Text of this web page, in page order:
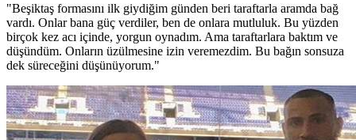
"Beşiktaş formasını ilk giydiğim günden beri taraftarla aramda bağ
vardı. Onlar bana güç verdiler, ben de onlara mutluluk. Bu yüzden
birçok kez acı içinde, yorgun oynadım. Ama taraftarlara baktım ve
düşündüm. Onların üzülmesine izin veremezdim. Bu bağın sonsuza
dek süreceğini düşünüyorum."